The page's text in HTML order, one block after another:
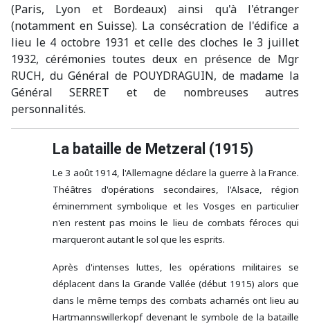
(Paris, Lyon et Bordeaux) ainsi qu'à l'étranger
(notamment en Suisse). La consécration de l'édifice a
lieu le 4 octobre 1931 et celle des cloches le 3 juillet
1932, cérémonies toutes deux en présence de Mgr
RUCH, du Général de POUYDRAGUIN, de madame la
Général SERRET et de nombreuses autres
personnalités.
La bataille de Metzeral (1915)
Le 3 août 1914, l'Allemagne déclare la guerre à la France.
Théâtres d'opérations secondaires, l'Alsace, région
éminemment symbolique et les Vosges en particulier
n'en restent pas moins le lieu de combats féroces qui
marqueront autant le sol que les esprits.
Après d'intenses luttes, les opérations militaires se
déplacent dans la Grande Vallée (début 1915) alors que
dans le même temps des combats acharnés ont lieu au
Hartmannswillerkopf devenant le symbole de la bataille